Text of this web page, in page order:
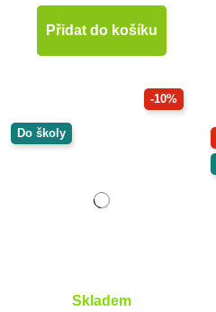
Přidat do košíku
-10%
Do školy
Skladem